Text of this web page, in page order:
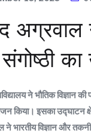
संगोष्ठी
ने भौतिक विज्ञान
किया। इसका उद्घाटन
ने भारतीय विज्ञान और